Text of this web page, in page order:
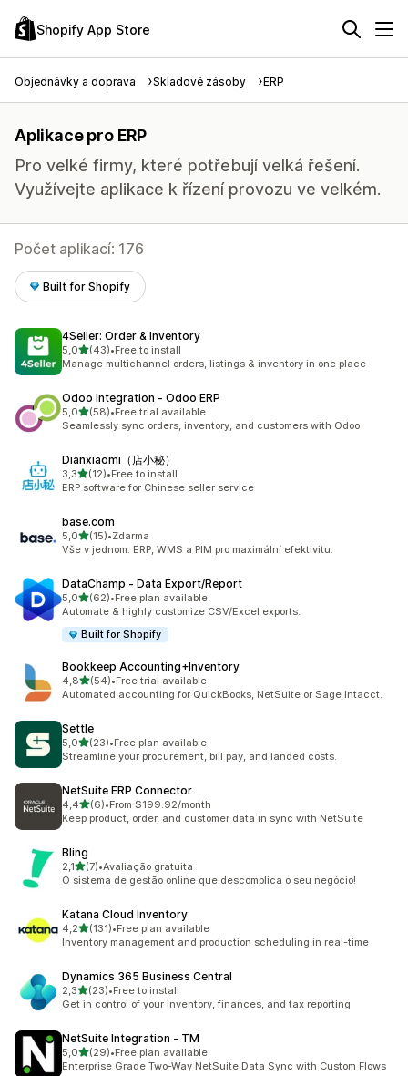
Shopify App Store
Objednávky a doprava Skladové zásoby ERP
Aplikace pro ERP
Pro velké firmy, které potřebují velká řešení.
Využívejte aplikace k řízení provozu ve velkém.
Počet aplikací: 176
Built for Shopify
4Seller: Order & Inventory
5,0z 5 hvězd
(43)
Celkový počet recenzí: 43
•Free to install
Manage multichannel orders, listings & inventory in one place
Odoo Integration ‑ Odoo ERP
5,0z 5 hvězd
(58)
Celkový počet recenzí: 58
•Free trial available
Seamlessly sync orders, inventory, and customers with Odoo
Dianxiaomi（店小秘）
3,3z 5 hvězd
(12)
Celkový počet recenzí: 12
•Free to install
ERP software for Chinese seller service
base.com
5,0z 5 hvězd
(15)
Celkový počet recenzí: 15
•Zdarma
Vše v jednom: ERP, WMS a PIM pro maximální efektivitu.
DataChamp ‑ Data Export/Report
5,0z 5 hvězd
(62)
Celkový počet recenzí: 62
•Free plan available
Automate & highly customize CSV/Excel exports.
Built for Shopify
Bookkeep Accounting+Inventory
4,8z 5 hvězd
(54)
Celkový počet recenzí: 54
•Free trial available
Automated accounting for QuickBooks, NetSuite or Sage Intacct.
Settle
5,0z 5 hvězd
(23)
Celkový počet recenzí: 23
•Free plan available
Streamline your procurement, bill pay, and landed costs.
NetSuite ERP Connector
4,4z 5 hvězd
(6)
Celkový počet recenzí: 6
•From $199.92/month
Keep product, order, and customer data in sync with NetSuite
Bling
2,1z 5 hvězd
(7)
Celkový počet recenzí: 7
•Avaliação gratuita
O sistema de gestão online que descomplica o seu negócio!
Katana Cloud Inventory
4,2z 5 hvězd
(131)
Celkový počet recenzí: 131
•Free plan available
Inventory management and production scheduling in real-time
Dynamics 365 Business Central
2,3z 5 hvězd
(23)
Celkový počet recenzí: 23
•Free to install
Get in control of your inventory, finances, and tax reporting
NetSuite Integration ‑ TM
5,0z 5 hvězd
(29)
Celkový počet recenzí: 29
•Free plan available
Enterprise Grade Two-Way NetSuite Data Sync with Custom Flows